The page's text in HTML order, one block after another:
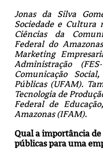
Jonas da Silva
Sociedade e Cultura
Ciências da
Federal do
Marketing
Administração
Comunicação
Públicas (UFAM).
Tecnologia de
Federal de
Amazonas (IFAM).
Qual a importância
públicas para uma